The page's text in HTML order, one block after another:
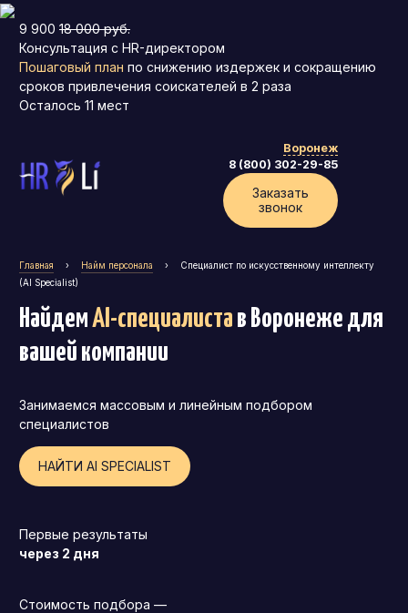
9 900 18 000 руб.
Консультация с HR-директором
Пошаговый план по снижению издержек и сокращению
сроков привлечения соискателей в 2 раза
Осталось 11 мест
Воронеж
8 (800) 302-29-85
Заказать
звонок
Главная › Найм персонала ›
Специалист по искусственному интеллекту
(AI Specialist)
НайдемAI-специалиста в Воронеже для
вашей компании
Занимаемся массовым и линейным подбором
специалистов
НАЙТИ AI SPECIALIST
Первые результаты
через 2 дня
Стоимость подбора —